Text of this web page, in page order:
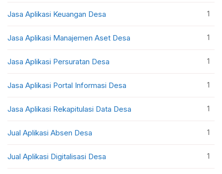
Jasa Aplikasi Keuangan Desa 1
Jasa Aplikasi Manajemen Aset Desa 1
Jasa Aplikasi Persuratan Desa 1
Jasa Aplikasi Portal Informasi Desa 1
Jasa Aplikasi Rekapitulasi Data Desa 1
Jual Aplikasi Absen Desa 1
Jual Aplikasi Digitalisasi Desa 1